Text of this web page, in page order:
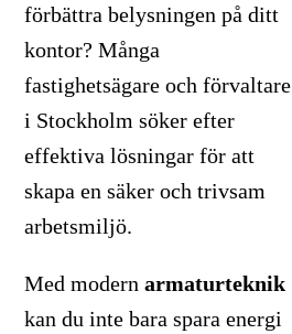
förbättra belysningen på ditt
kontor? Många
fastighetsägare och förvaltare
i Stockholm söker efter
effektiva lösningar för att
skapa en säker och trivsam
arbetsmiljö.
Med modernarmaturteknik
kan du inte bara spara energi